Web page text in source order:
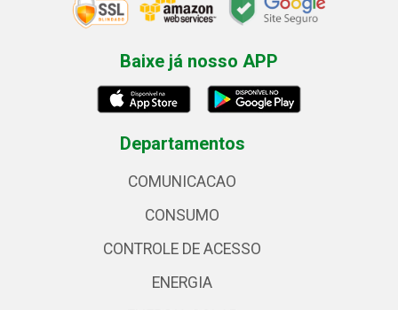
Baixe já nosso APP
Departamentos
COMUNICACAO
CONSUMO
CONTROLE DE ACESSO
ENERGIA